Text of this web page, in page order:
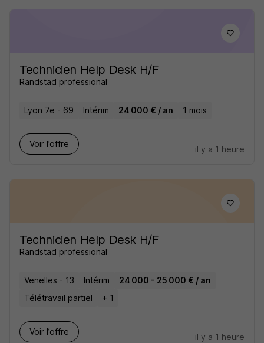
Technicien Help Desk H/F
Randstad professional
Lyon 7e - 69 Intérim 24 000 € / an 1 mois
Voir l’offre
il y a 1 heure
Technicien Help Desk H/F
Randstad professional
Venelles - 13 Intérim
24 000 - 25 000 € / an
Télétravail partiel
+ 1
Voir l’offre
il y a 1 heure